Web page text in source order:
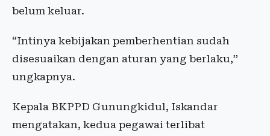
belum keluar.
“Intinya kebijakan pemberhentian sudah
disesuaikan dengan aturan yang berlaku,”
ungkapnya.
Kepala BKPPD Gunungkidul, Iskandar
mengatakan, kedua pegawai terlibat